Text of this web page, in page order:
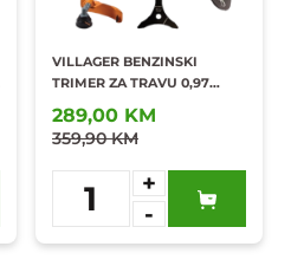
VILLAGER BENZINSKI
TRIMER ZA TRAVU 0,97
KW/36,2 CC BC900S
289,00 KM
359,90 KM
1
+
-
Dodaj u
omiljene